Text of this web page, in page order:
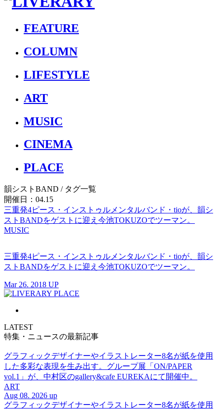
FEATURE
COLUMN
LIFESTYLE
ART
MUSIC
CINEMA
PLACE
韻シストBAND / タグ一覧
開催日：04.15
三重発4ピース・インストゥルメンタルバンド・tioが、韻シ
ストBANDをゲストに迎え今池TOKUZOでツーマン。
MUSIC
三重発4ピース・インストゥルメンタルバンド・tioが、韻シ
ストBANDをゲストに迎え今池TOKUZOでツーマン。
Mar 26. 2018 UP
LATEST
特集・ニュースの最新記事
グラフィックデザイナーやイラストレーター8名が紙を使用
した多彩な表現を生み出す。グループ展「ON/PAPER
vol.1」が、中村区のgallery&cafe EUREKAにて開催中。
ART
Aug 08. 2026 up
グラフィックデザイナーやイラストレーター8名が紙を使用